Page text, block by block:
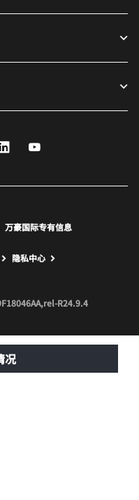
况
LinkedIn
万豪国际专有信息
隐私中心
口
R24.9.4